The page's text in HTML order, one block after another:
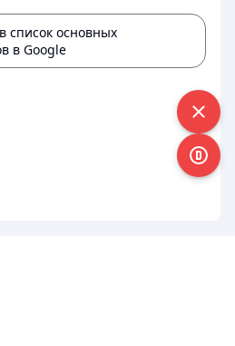
список основных
в Google